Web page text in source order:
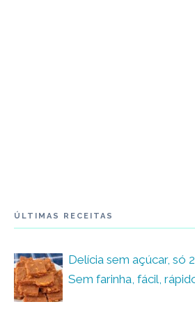
ÚLTIMAS RECEITAS
Delícia sem açúcar, só
Sem farinha, fácil,